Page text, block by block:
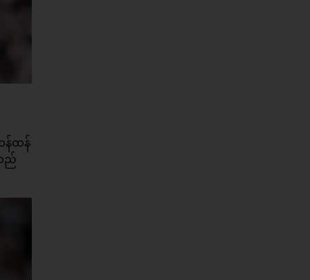
န်ထန်
ည်